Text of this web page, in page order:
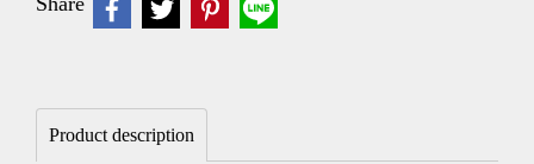
Product description